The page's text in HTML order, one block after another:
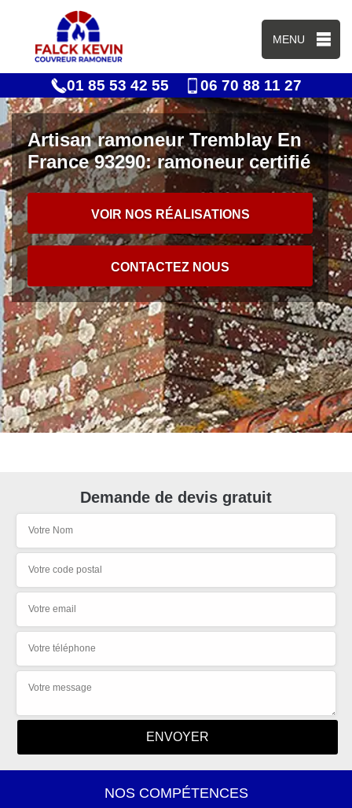
MENU
01 85 53 42 55 06 70 88 11 27
Artisan ramoneur Tremblay En
France 93290: ramoneur certifié
VOIR NOS RÉALISATIONS
CONTACTEZ NOUS
Demande de devis gratuit
NOS COMPÉTENCES